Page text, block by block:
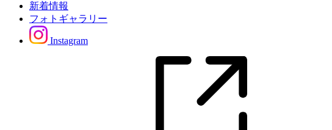
新着情報
フォトギャラリー
Instagram